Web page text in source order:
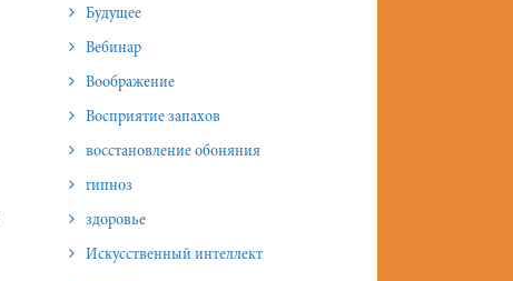
Будущее
Вебинар
Воображение
Восприятие запахов
восстановление обоняния
гипноз
здоровье
Искусственный интеллект